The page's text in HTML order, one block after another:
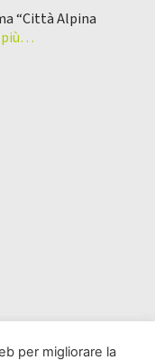
“Città Alpina
più…
per migliorare la